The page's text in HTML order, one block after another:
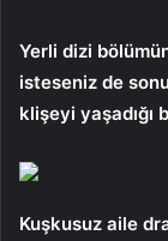
Yerli dizi
isteseniz de
klişeyi yaşadığı
Kuşkusuz aile